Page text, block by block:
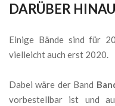
DARÜBER
Einige Bände sind für
vielleicht auch erst 2020.
Dabei wäre der Band
vorbestellbar ist und